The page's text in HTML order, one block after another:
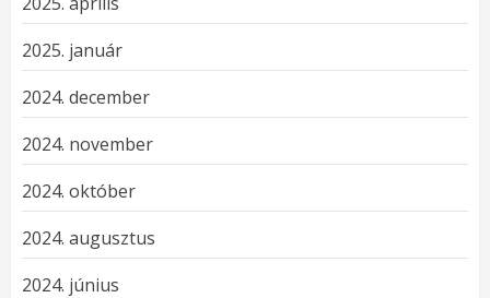
2025. január
2024. december
2024. november
2024. október
2024. augusztus
2024. június